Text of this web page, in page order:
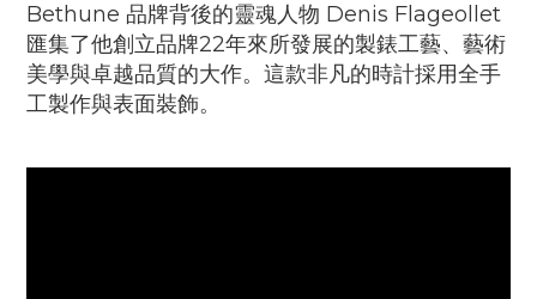
Bethune 品牌背後的靈魂人物 Denis Flageollet
匯集了他創立品牌22年來所發展的製錶工藝、藝術
美學與卓越品質的大作。這款非凡的時計採用全手
工製作與表面裝飾。